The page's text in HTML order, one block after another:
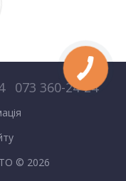
073 360-24-24
© 2026